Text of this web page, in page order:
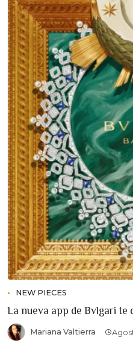
NEW PIECES
La nueva app de Bvlgari te
Mariana Valtierra